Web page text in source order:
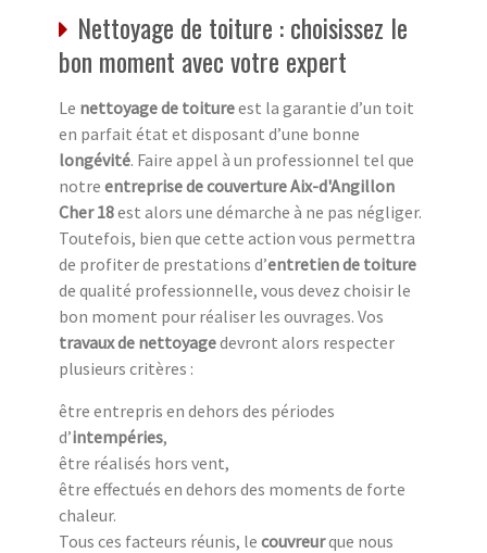
Nettoyage de toiture : choisissez le
bon moment avec votre expert
Le nettoyage de toitureest la garantie d’un toit
en parfait état et disposant d’une bonne
longévité. Faire appel à un professionnel tel que
notre entreprise de couverture Aix-d'Angillon
Cher 18est alors une démarche à ne pas négliger.
Toutefois, bien que cette action vous permettra
de profiter de prestations d’entretien de toiture
de qualité professionnelle, vous devez choisir le
bon moment pour réaliser les ouvrages. Vos
travaux de nettoyagedevront alors respecter
plusieurs critères :
être entrepris en dehors des périodes
d’intempéries,
être réalisés hors vent,
être effectués en dehors des moments de forte
chaleur.
Tous ces facteurs réunis, le couvreurque nous